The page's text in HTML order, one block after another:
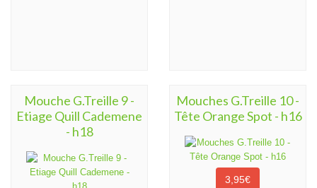
Mouche G.Treille 9 -
Etiage Quill Cademene
- h18
Mouches G.Treille 10 -
Tête Orange Spot - h16
3,95€